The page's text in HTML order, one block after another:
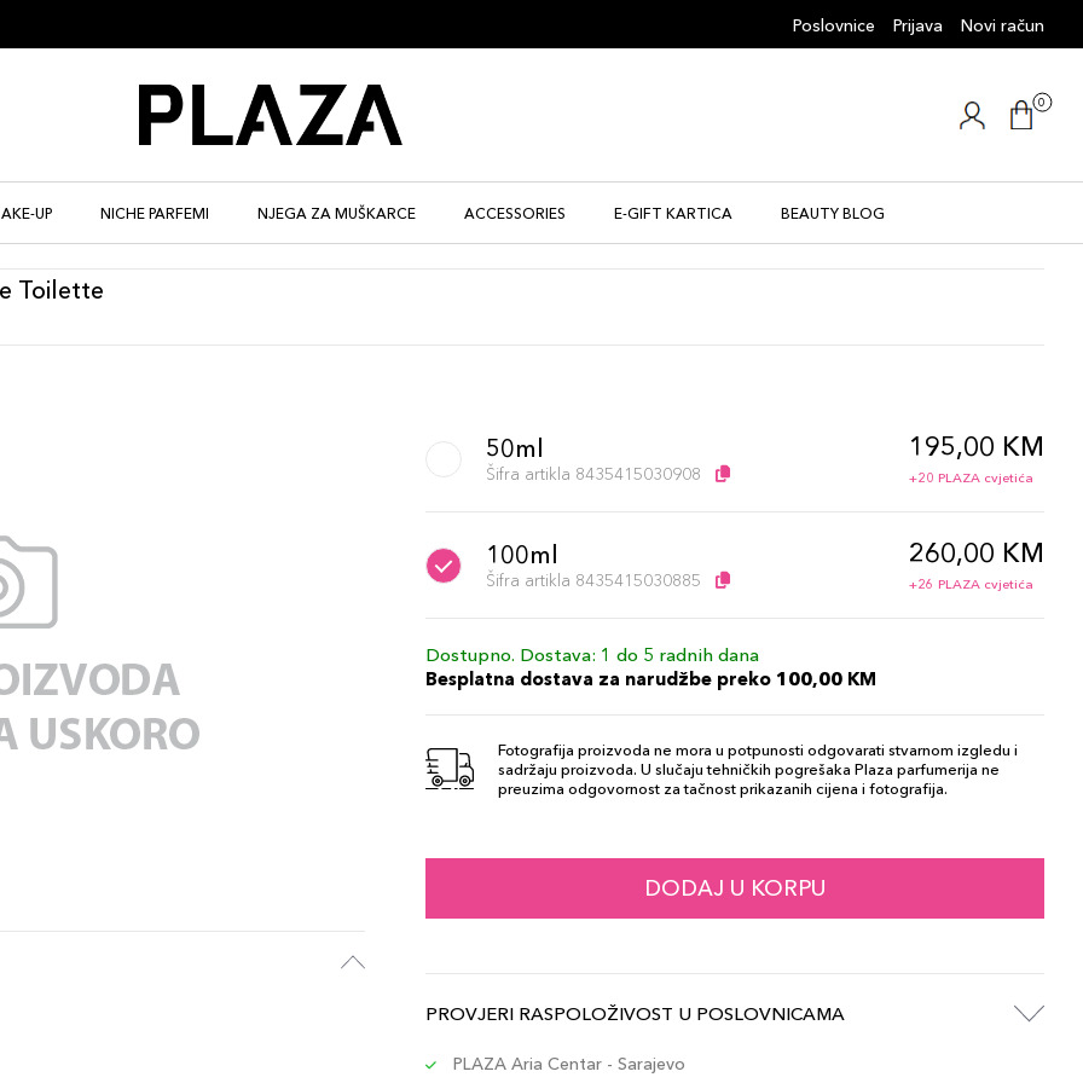
Poslovnice Prijava Novi račun
0
UP NICHE PARFEMI NJEGA ZA MUŠKARCE ACCESSORIES E-GIFT KARTICA BEAUTY BLOG
Toilette
50ml
Šifra artikla 8435415030908
195,00 KM
+20 PLAZA cvjetića
100ml
Šifra artikla 8435415030885
260,00 KM
+26 PLAZA cvjetića
Dostupno. Dostava: 1 do 5 radnih dana
Besplatna dostava za narudžbe preko 100,00 KM
Fotografija proizvoda ne mora u potpunosti odgovarati stvarnom izgledu i
sadržaju proizvoda. U slučaju tehničkih pogrešaka Plaza parfumerija ne
preuzima odgovornost za tačnost prikazanih cijena i fotografija.
DODAJ U KORPU
PROVJERI RASPOLOŽIVOST U POSLOVNICAMA
PLAZA Aria Centar - Sarajevo